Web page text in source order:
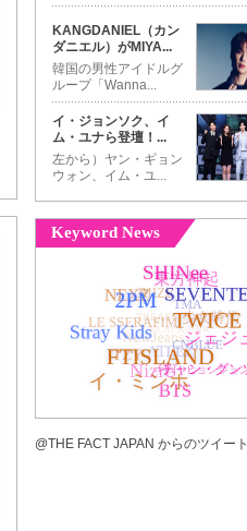
KANGDANIEL（カン
ダニエル）がMIYA...
韓国の男性アイドルグ
ループ「Wanna...
イ・ジョンソク、イ
ム・ユナら登壇！ ...
左から）ヤン・ギョン
ウォン、イム・ユ...
Keyword News
@THE FACT JAPAN からのツイート